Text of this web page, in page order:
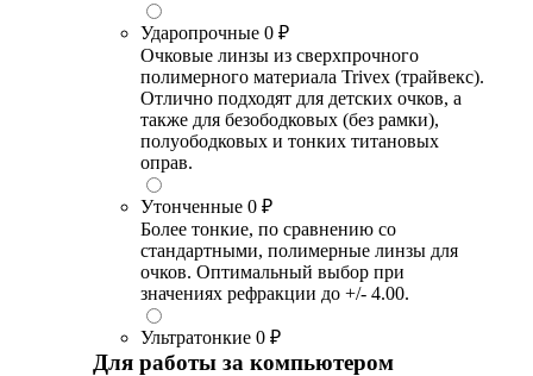
Ударопрочные 0 ₽
Очковые линзы из сверхпрочного
полимерного материала Trivex (трайвекс).
Отлично подходят для детских очков, а
также для безободковых (без рамки),
полуободковых и тонких титановых
оправ.
Утонченные 0 ₽
Более тонкие, по сравнению со
стандартными, полимерные линзы для
очков. Оптимальный выбор при
значениях рефракции до +/- 4.00.
Ультратонкие 0 ₽
Для работы за компьютером